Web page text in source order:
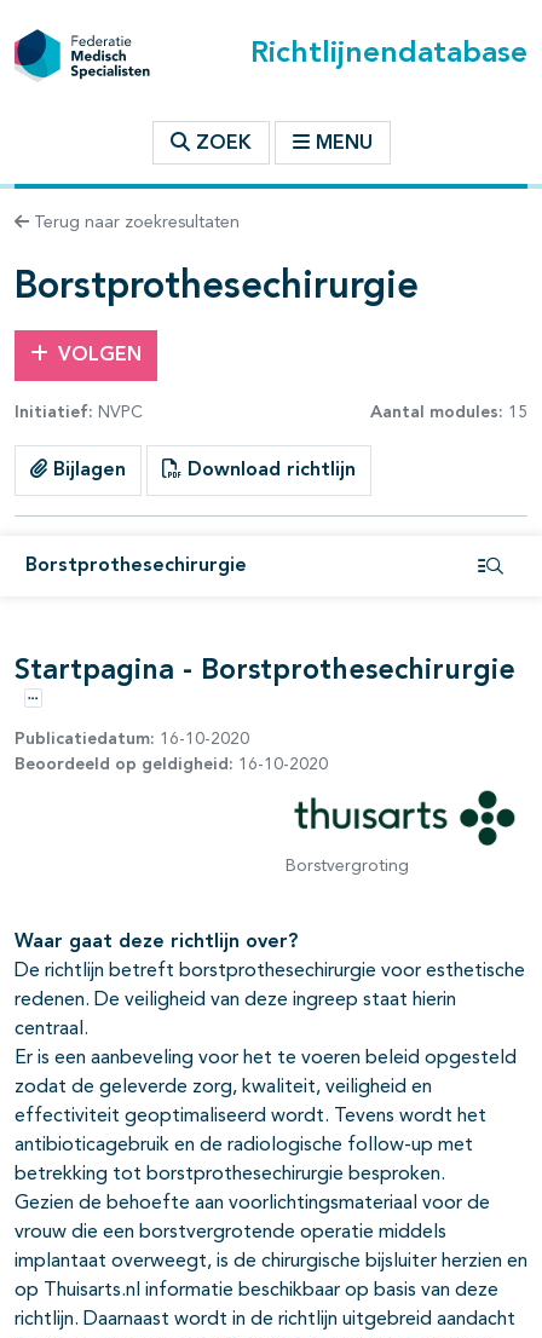
Richtlijnendatabase
ZOEK MENU
Terug naar zoekresultaten
Borstprothesechirurgie
VOLGEN
Initiatief: NVPC Aantal modules: 15
Bijlagen Download richtlijn
Borstprothesechirurgie
binnen deze richtlijn
open- en dichtklappen
open- en dichtklappen
open- en dichtklappen
Startpagina - Borstprothesechirurgie
Opties
Publicatiedatum: 16-10-2020
Beoordeeld op geldigheid: 16-10-2020
Borstvergroting
Waar gaat deze richtlijn over?
De richtlijn betreft borstprothesechirurgie voor esthetische
redenen. De veiligheid van deze ingreep staat hierin
centraal.
Er is een aanbeveling voor het te voeren beleid opgesteld
zodat de geleverde zorg, kwaliteit, veiligheid en
effectiviteit geoptimaliseerd wordt. Tevens wordt het
antibioticagebruik en de radiologische follow-up met
betrekking tot borstprothesechirurgie besproken.
Gezien de behoefte aan voorlichtingsmateriaal voor de
vrouw die een borstvergrotende operatie middels
implantaat overweegt, is de chirurgische bijsluiter herzien en
op Thuisarts.nl informatie beschikbaar op basis van deze
richtlijn. Daarnaast wordt in de richtlijn uitgebreid aandacht